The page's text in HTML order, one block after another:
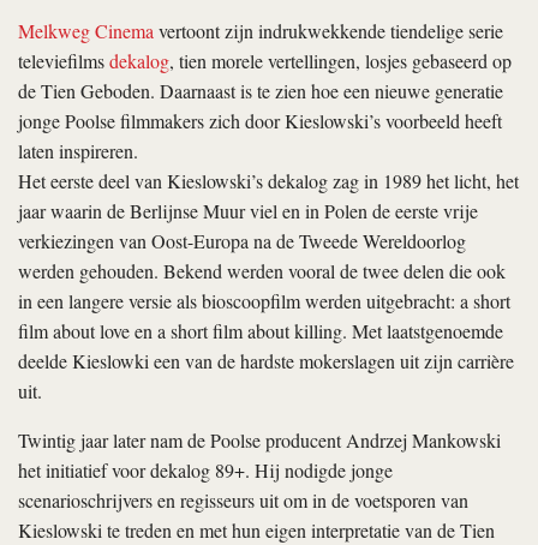
Melkweg Cinemavertoont zijn indrukwekkende tiendelige serie
televiefilmsdekalog, tien morele vertellingen, losjes gebaseerd op
de Tien Geboden. Daarnaast is te zien hoe een nieuwe generatie
jonge Poolse filmmakers zich door Kieslowski’s voorbeeld heeft
laten inspireren.
Het eerste deel van Kieslowski’sdekalogzag in 1989 het licht, het
jaar waarin de Berlijnse Muur viel en in Polen de eerste vrije
verkiezingen van Oost-Europa na de Tweede Wereldoorlog
werden gehouden. Bekend werden vooral de twee delen die ook
in een langere versie als bioscoopfilm werden uitgebracht: a short
film about loveena short film about killing. Met laatstgenoemde
deelde Kieslowki een van de hardste mokerslagen uit zijn carrière
uit.
Twintig jaar later nam de Poolse producent Andrzej Mankowski
het initiatief voordekalog 89+. Hij nodigde jonge
scenarioschrijvers en regisseurs uit om in de voetsporen van
Kieslowski te treden en met hun eigen interpretatie van de Tien